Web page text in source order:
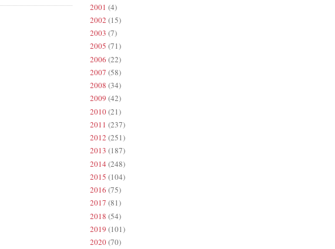
2001 (4)
2002 (15)
2003 (7)
2005 (71)
2006 (22)
2007 (58)
2008 (34)
2009 (42)
2010(21)
2011 (237)
2012 (251)
2013 (187)
2014 (248)
2015 (104)
2016 (75)
2017 (81)
2018 (54)
2019 (101)
2020(70)